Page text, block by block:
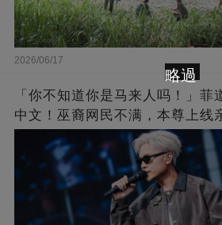
2026/06/17
「你不知道你是马来人吗！」菲
中文！巫裔网民不满，本尊上线
略過